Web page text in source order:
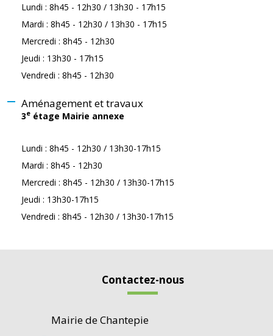
Lundi : 8h45 - 12h30 / 13h30 - 17h15
Mardi : 8h45 - 12h30 / 13h30 - 17h15
Mercredi : 8h45 - 12h30
Jeudi : 13h30 - 17h15
Vendredi : 8h45 - 12h30
Aménagement et travaux
3e étage Mairie annexe
Lundi : 8h45 - 12h30 / 13h30-17h15
Mardi : 8h45 - 12h30
Mercredi : 8h45 - 12h30 / 13h30-17h15
Jeudi : 13h30-17h15
Vendredi : 8h45 - 12h30 / 13h30-17h15
Contactez-nous
Mairie de Chantepie